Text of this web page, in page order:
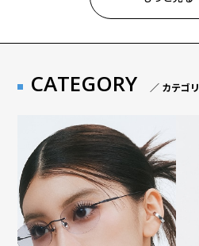
CATEGORY ／ カテゴリ